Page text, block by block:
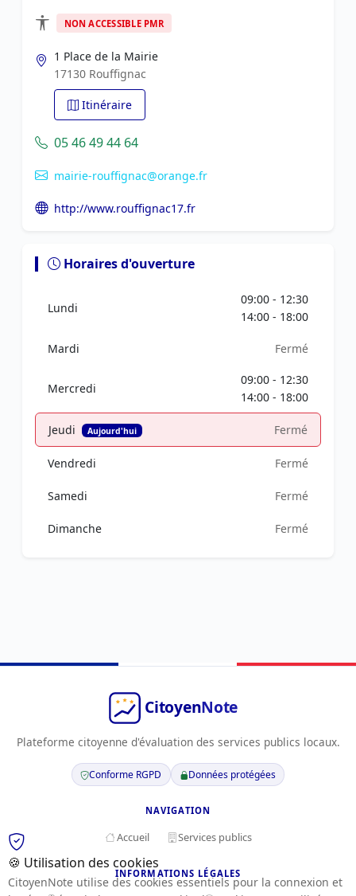
NON ACCESSIBLE PMR
1 Place de la Mairie
17130 Rouffignac
Itinéraire
05 46 49 44 64
mairie-rouffignac@orange.fr
http://www.rouffignac17.fr
Horaires d'ouverture
Lundi
09:00 - 12:30
14:00 - 18:00
Mardi Fermé
Mercredi
09:00 - 12:30
14:00 - 18:00
Jeudi Aujourd'hui Fermé
Vendredi Fermé
Samedi Fermé
Dimanche Fermé
Plateforme citoyenne d'évaluation des services publics locaux.
Conforme RGPD Données protégées
NAVIGATION
Accueil Services publics
INFORMATIONS LÉGALES
🍪 Utilisation des cookies
CitoyenNote utilise des cookies essentiels pour la connexion et